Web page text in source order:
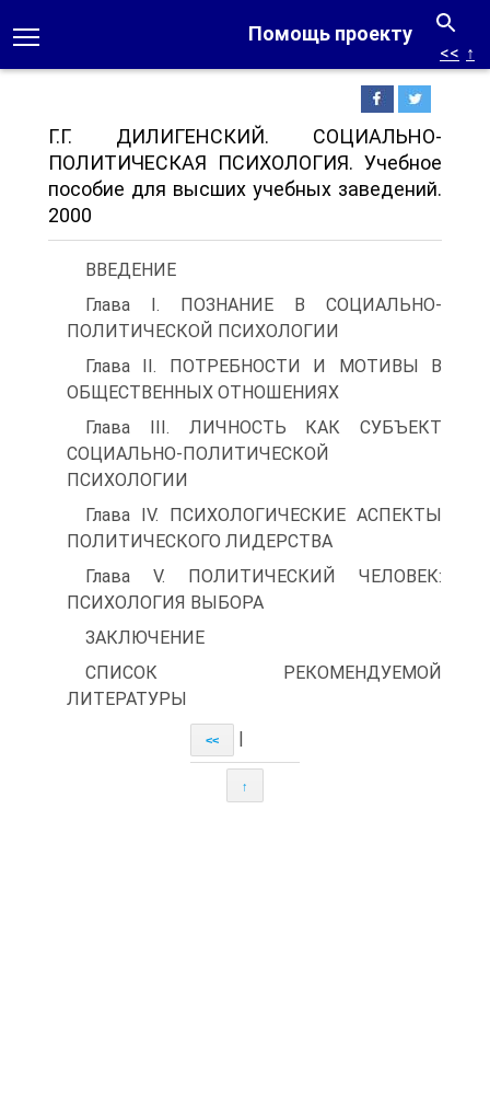
Помощь проекту
<< ↑
Г.Г. ДИЛИГЕНСКИЙ. СОЦИАЛЬНО-
ПОЛИТИЧЕСКАЯ ПСИХОЛОГИЯ. Учебное
пособие для высших учебных заведений.
2000
ВВЕДЕНИЕ
Глава I. ПОЗНАНИЕ В СОЦИАЛЬНО-
ПОЛИТИЧЕСКОЙ ПСИХОЛОГИИ
Глава II. ПОТРЕБНОСТИ И МОТИВЫ В
ОБЩЕСТВЕННЫХ ОТНОШЕНИЯХ
Глава III. ЛИЧНОСТЬ КАК СУБЪЕКТ
СОЦИАЛЬНО-ПОЛИТИЧЕСКОЙ
ПСИХОЛОГИИ
Глава IV. ПСИХОЛОГИЧЕСКИЕ АСПЕКТЫ
ПОЛИТИЧЕСКОГО ЛИДЕРСТВА
Глава V. ПОЛИТИЧЕСКИЙ ЧЕЛОВЕК:
ПСИХОЛОГИЯ ВЫБОРА
ЗАКЛЮЧЕНИЕ
СПИСОК РЕКОМЕНДУЕМОЙ
ЛИТЕРАТУРЫ
<<
↑